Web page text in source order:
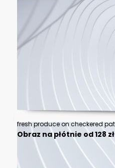
Obraz na płótnie od 128 zł